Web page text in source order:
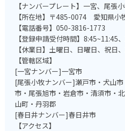
【ナンバープレート】一宮、尾張
【所在地】〒485-0074 愛知県小
【電話番号】050-3816-1773
【登録申請受付時間】8:45~11:45
【休業日】土曜日、日曜日、祝日
【管轄区域】
[一宮ナンバー]一宮市
[尾張小牧ナンバー]瀬戸市・犬山
市・尾張旭市・岩倉市・清須市・
山町・丹羽郡
[春日井ナンバー]春日井市
【アクセス】